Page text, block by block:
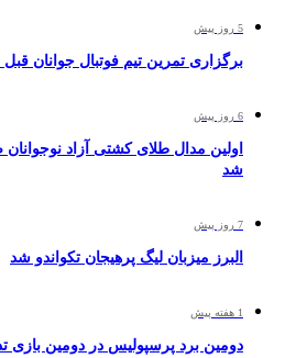
5 روز پیش
برگزاری تمرین تیم فوتبال جوانان
6 روز پیش
اولین مدال طلای کشتی آزاد
شد
7 روز پیش
البرز میزبان لیگ پرهیجان تکواندو شد
1 هفته پیش
دومین برد پرسپولیس در دومین بازی